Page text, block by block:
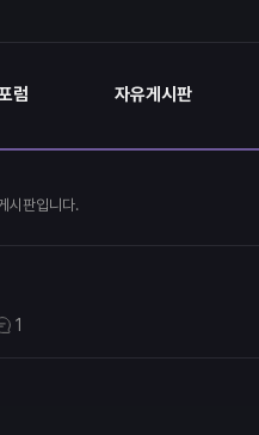
럼 자유게시판
시판입니다.
1